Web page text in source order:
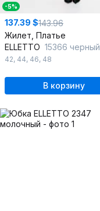
-5%
137.39 $143.96
Жилет, Платье
ELLETTO 15366 черный
42, 44, 46, 48
В корзину